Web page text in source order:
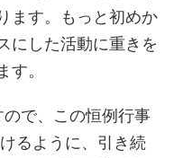
ます。もっと初めか
にした活動に重きを
。
で、この恒例行事
るように、引き続